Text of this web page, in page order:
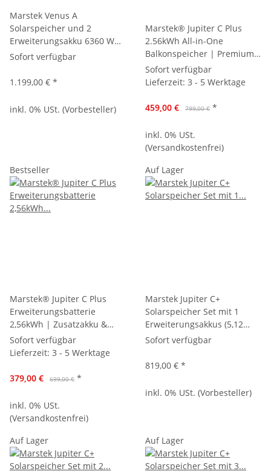
Marstek Venus A
Solarspeicher und 2
Erweiterungsakku 6360 Wh,
Stromspeicher 4MPPT
Plug & Play Speicherlösung
Anlage, mit Smart Meter
Sofort verfügbar
1.199,00 € *
inkl. 0% USt. (Vorbesteller)
Marstek® Jupiter C Plus
2.56kWh All-in-One
Balkonspeicher | Premium
Solar-Stromspeicher für
Balkonkraftwerk
Sofort verfügbar
Lieferzeit: 3 - 5 Werktage
459,00 € 799,00 € *
inkl. 0% USt.
(Versandkostenfrei)
Bestseller
Marstek® Jupiter C Plus
Erweiterungsbatterie
2,56kWh | Zusatzakku &
Speicher-Erweiterung für
All-in-One System
Sofort verfügbar
Lieferzeit: 3 - 5 Werktage
379,00 € 699,00 € *
inkl. 0% USt.
(Versandkostenfrei)
Auf Lager
Marstek Jupiter C+
Solarspeicher Set mit 1
Erweiterungsakkus (5,12
kWh) – Balkonkraftwerk
Stromspeicher ohne Smart
Sofort verfügbar
819,00 € *
inkl. 0% USt. (Vorbesteller)
Auf Lager Auf Lager